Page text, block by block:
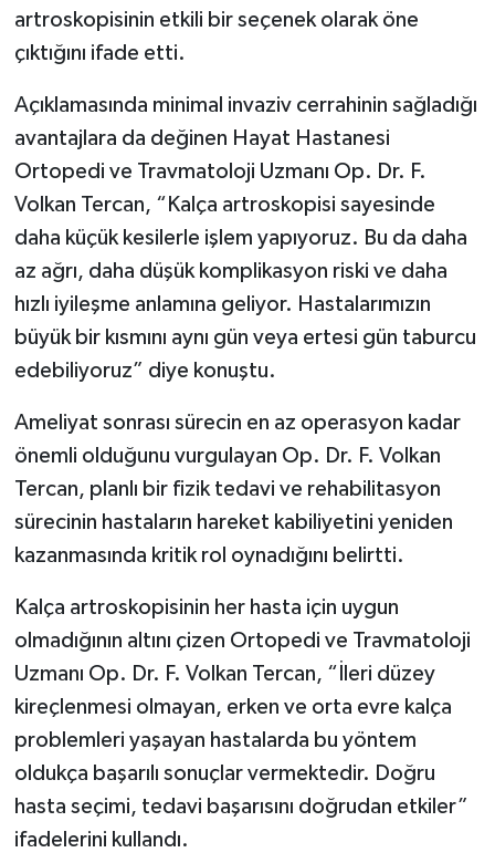
artroskopisinin etkili bir seçenek olarak öne
çıktığını ifade etti.
Açıklamasında minimal invaziv cerrahinin sağladığı
avantajlara da değinen Hayat Hastanesi
Ortopedi ve Travmatoloji Uzmanı Op. Dr. F.
Volkan Tercan, “Kalça artroskopisi sayesinde
daha küçük kesilerle işlem yapıyoruz. Bu da daha
az ağrı, daha düşük komplikasyon riski ve daha
hızlı iyileşme anlamına geliyor. Hastalarımızın
büyük bir kısmını aynı gün veya ertesi gün taburcu
edebiliyoruz” diye konuştu.
Ameliyat sonrası sürecin en az operasyon kadar
önemli olduğunu vurgulayan Op. Dr. F. Volkan
Tercan, planlı bir fizik tedavi ve rehabilitasyon
sürecinin hastaların hareket kabiliyetini yeniden
kazanmasında kritik rol oynadığını belirtti.
Kalça artroskopisinin her hasta için uygun
olmadığının altını çizen Ortopedi ve Travmatoloji
Uzmanı Op. Dr. F. Volkan Tercan, “İleri düzey
kireçlenmesi olmayan, erken ve orta evre kalça
problemleri yaşayan hastalarda bu yöntem
oldukça başarılı sonuçlar vermektedir. Doğru
hasta seçimi, tedavi başarısını doğrudan etkiler”
ifadelerini kullandı.